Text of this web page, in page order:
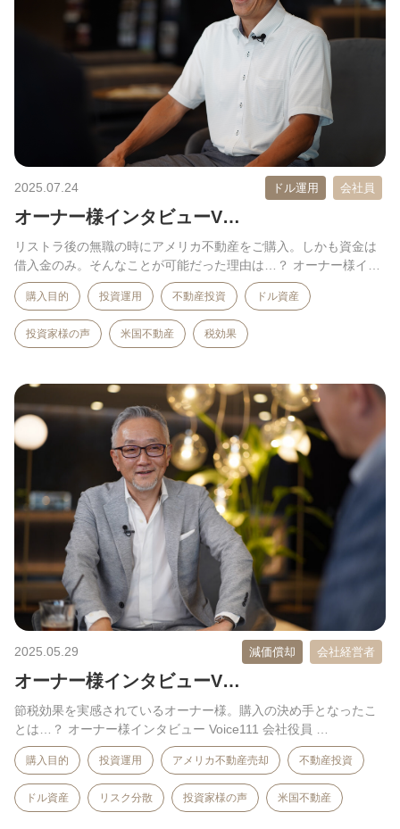
2025.07.24 ドル運用 会社員
オーナー様インタビューV…
リストラ後の無職の時にアメリカ不動産をご購入。しかも資金は
借入金のみ。そんなことが可能だった理由は…？ オーナー様イン
タ…
購入目的 投資運用 不動産投資 ドル資産
投資家様の声 米国不動産 税効果
2025.05.29 減価償却 会社経営者
オーナー様インタビューV…
節税効果を実感されているオーナー様。購入の決め手となったこ
とは…？ オーナー様インタビュー Voice111 会社役員 …
購入目的 投資運用 アメリカ不動産売却 不動産投資
ドル資産 リスク分散 投資家様の声 米国不動産